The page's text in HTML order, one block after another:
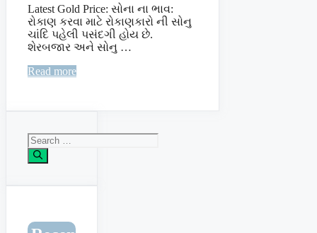
Latest Gold Price: સોના ના ભાવ:
રોકાણ કરવા માટે રોકાણકારો ની સોનુ
ચાંદિ પહેલી પસંદગી હોય છે.
શેરબજાર અને સોનુ …
Read more
Search
for: